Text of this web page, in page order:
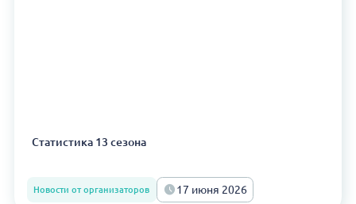
Статистика 13 сезона
Новости от организаторов 17 июня 2026